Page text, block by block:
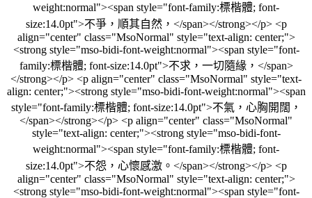
weight:normal"><span style="font-family:標楷體; font-
size:14.0pt">不爭，順其自然，</span></strong></p> <p
align="center" class="MsoNormal" style="text-align: center;">
<strong style="mso-bidi-font-weight:normal"><span style="font-
family:標楷體; font-size:14.0pt">不求，一切隨緣，</span>
</strong></p> <p align="center" class="MsoNormal" style="text-
align: center;"><strong style="mso-bidi-font-weight:normal"><span
style="font-family:標楷體; font-size:14.0pt">不氣，心胸開闊，
</span></strong></p> <p align="center" class="MsoNormal"
style="text-align: center;"><strong style="mso-bidi-font-
weight:normal"><span style="font-family:標楷體; font-
size:14.0pt">不怨，心懷感激。</span></strong></p> <p
align="center" class="MsoNormal" style="text-align: center;">
<strong style="mso-bidi-font-weight:normal"><span style="font-